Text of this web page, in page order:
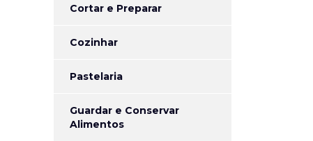
Cortar e Preparar
Cozinhar
Pastelaria
Guardar e Conservar
Alimentos